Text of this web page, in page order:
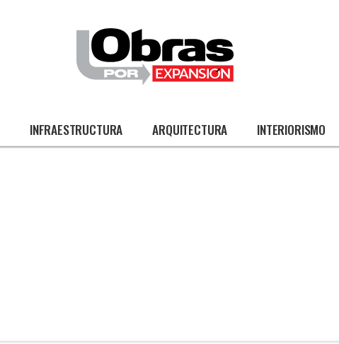
INFRAESTRUCTURA ARQUITECTURA INTERIORISMO